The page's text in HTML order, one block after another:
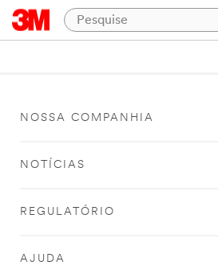
NOSSA COMPANHIA
NOTÍCIAS
REGULATÓRIO
AJUDA